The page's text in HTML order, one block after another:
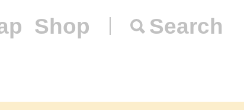
Shop Search